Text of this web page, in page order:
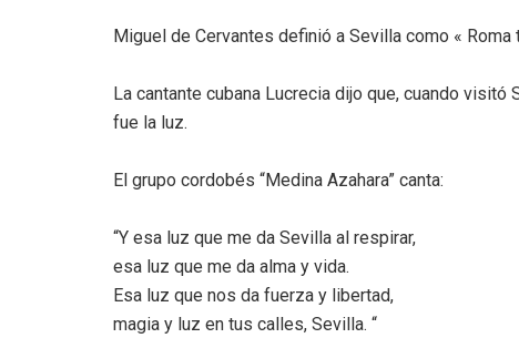
Miguel de Cervantes definió a Sevilla como «
La cantante cubana Lucrecia dijo que, cuando
fue la luz.
El grupo cordobés “Medina Azahara” canta:
“Y esa luz que me da Sevilla al respirar,
esa luz que me da alma y vida.
Esa luz que nos da fuerza y libertad,
magia y luz en tus calles, Sevilla. “